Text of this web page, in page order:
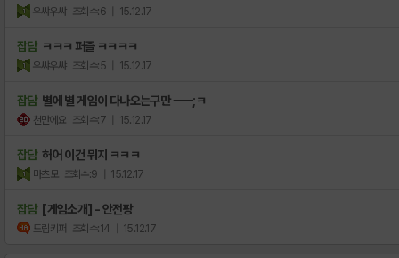
우쌰우쌰 조회수:6 | 15.12.17
잡담 ㅋㅋㅋ 퍼즐 ㅋㅋㅋㅋ
우쌰우쌰 조회수:5 | 15.12.17
잡담 별에 별 게임이 다나오는구만 ㅡㅡ;ㅋ
천만에요 조회수:7 | 15.12.17
잡담 허어 이건 뭐지 ㅋㅋㅋ
마츠모 조회수:9 | 15.12.17
잡담 [게임소개] - 안전팡
드림키퍼 조회수:14 | 15.12.17